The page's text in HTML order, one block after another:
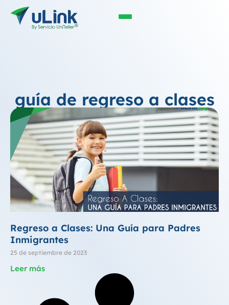
guía de regreso a clases
Regreso a Clases: Una Guía para Padres
Inmigrantes
25 de septiembre de 2023
Leer más